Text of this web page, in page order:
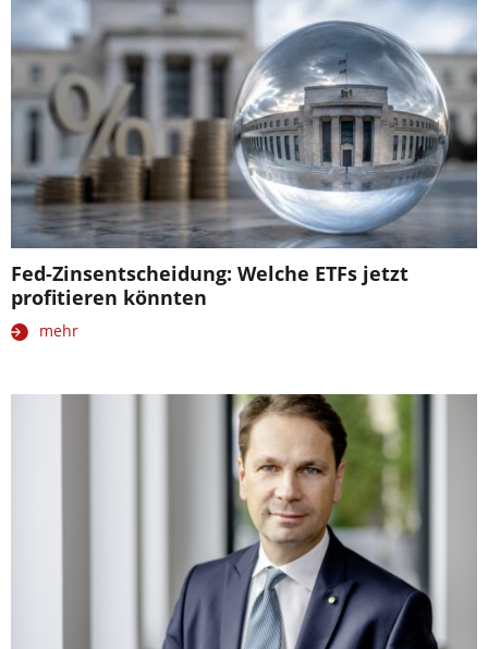
Fed-Zinsentscheidung: Welche ETFs jetzt
profitieren könnten
mehr